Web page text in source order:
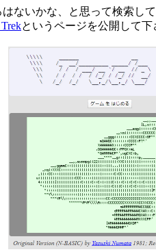
ないかな、と思って検索して
というページを公開して